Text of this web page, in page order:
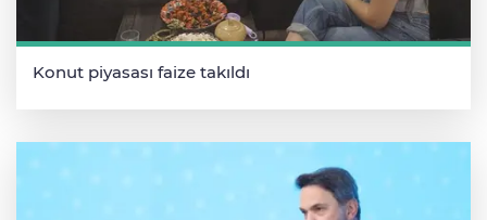
Konut piyasası faize takıldı